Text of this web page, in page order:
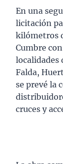
En una
licitación
kilómetros
Cumbre
localidades
Falda,
se prevé la
cruces y